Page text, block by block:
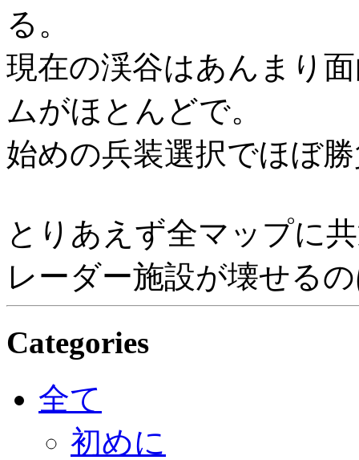
る。
現在の渓谷はあんまり
ムがほとんどで。
始めの兵装選択でほぼ
とりあえず全マップに
レーダー施設が壊せる
Categories
全て
初めに